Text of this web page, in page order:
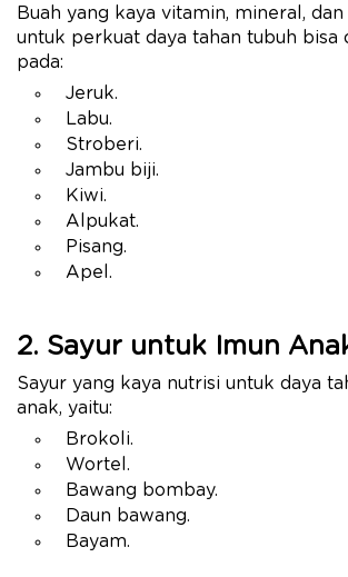
Buah yang kaya vitamin, mineral,
untuk perkuat daya tahan tubuh bisa
pada:
Jeruk.
Labu.
Stroberi.
Jambu biji.
Kiwi.
Alpukat.
Pisang.
Apel.
2. Sayur untuk Imun
Sayur yang kaya nutrisi untuk daya
anak, yaitu:
Brokoli.
Wortel.
Bawang bombay.
Daun bawang.
Bayam.